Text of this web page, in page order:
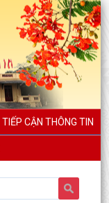
TIẾP CẬN THÔNG TIN